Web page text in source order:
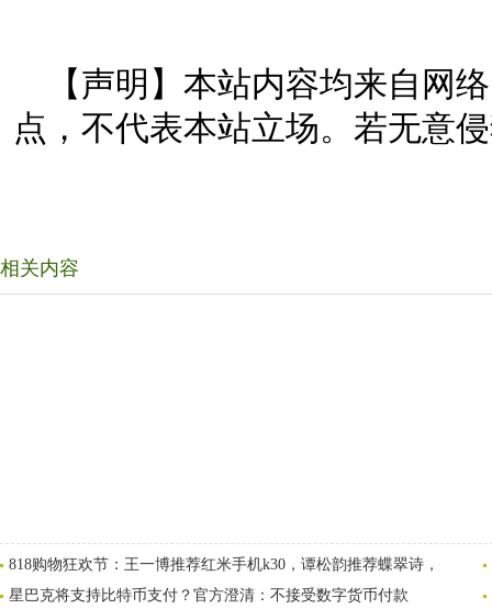
【声明】本站内容均来自网
点，不代表本站立场。若无意
相关内容
818购物狂欢节：王一博推荐红米手机k30，谭松韵推荐蝶翠诗，
星巴克将支持比特币支付？官方澄清：不接受数字货币付款